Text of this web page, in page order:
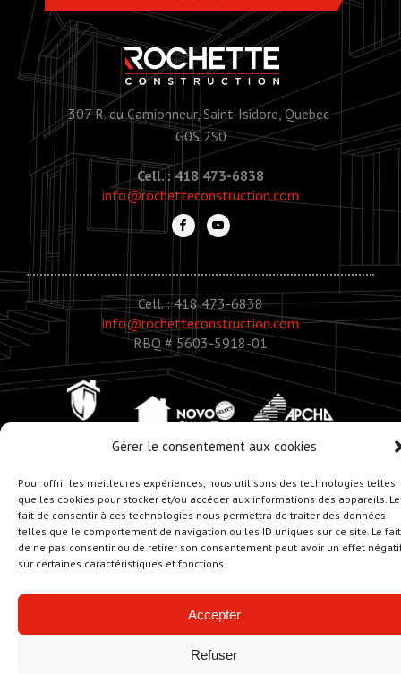
Gérer le consentement aux cookies
Pour offrir les meilleures expériences, nous utilisons des technologies telles
que les cookies pour stocker et/ou accéder aux informations des appareils. Le
fait de consentir à ces technologies nous permettra de traiter des données
telles que le comportement de navigation ou les ID uniques sur ce site. Le fait
de ne pas consentir ou de retirer son consentement peut avoir un effet
sur certaines caractéristiques et fonctions.
Accepter
Refuser
307 R. du Camionneur, Saint-Isidore, Quebec
G0S 2S0
Cell. : 418 473-6838
info@rochetteconstruction.com
Cell. : 418 473-6838
info@rochetteconstruction.com
RBQ # 5603-5918-01
© Copyright 2020 - Rochette Construction
Réalisation :Zonart - Créateur d’univers